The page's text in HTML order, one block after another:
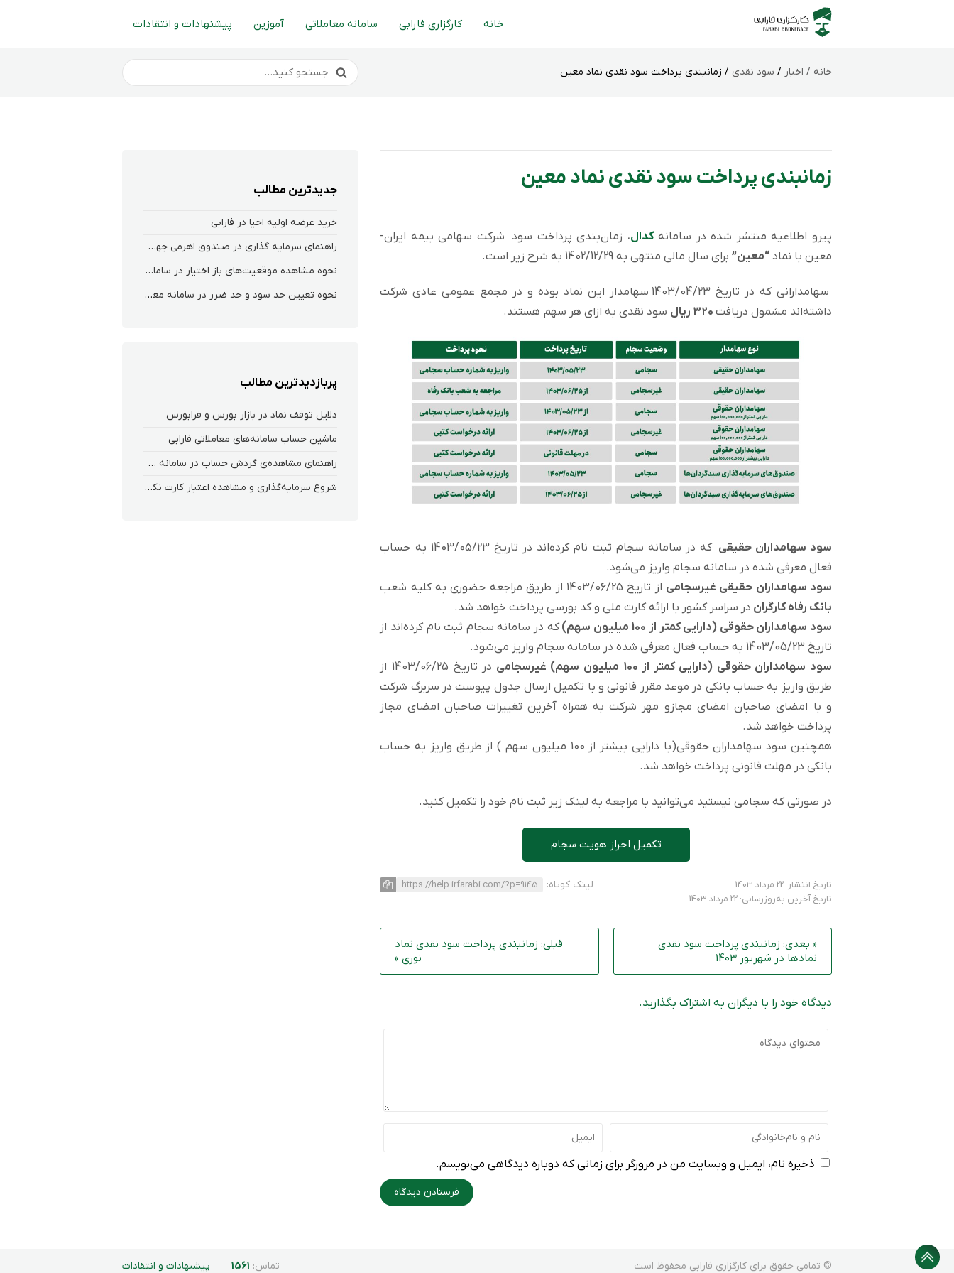
خانه کارگزاری فارابی سامانه معاملاتی آموزین پیشنهادات و انتقادات
خانه / اخبار / سود نقدی / زمانبندی پرداخت سود نقدی نماد معین
زمانبندی پرداخت سود نقدی نماد معین
پیرو اطلاعیه منتشر شده در سامانه کدال، زمان‌بندی پرداخت سود شرکت سهامی بیمه ایران-
معین با نماد “معین” برای سال مالی منتهی به 1402/12/29 به شرح زیر است.
سهامدارانی که در تاریخ 1403/04/23 سهامدار این نماد بوده و در مجمع عمومی عادی شرکت
داشته‌اند مشمول دریافت
سود نقدی به ازای هر سهم هستند.
سود سهامداران حقیقی
که در سامانه سجام ثبت نام کرده‌اند در تاریخ 1403/05/23 به حساب
فعال معرفی شده در سامانه سجام واریز می‌شود.
سود سهامداران حقیقی غیرسجامی از تاریخ 1403/06/25 از طریق مراجعه حضوری به کلیه شعب
بانک رفاه کارگران در سراسر کشور با ارائه کارت ملی و کد بورسی پرداخت خواهد شد.
سود سهامداران حقوقی (دارایی کمتر از 100 میلیون سهم)
که در سامانه سجام ثبت نام کرده‌اند از
تاریخ 1403/05/23 به حساب فعال معرفی شده در سامانه سجام واریز می‌شود.
سود سهامداران حقوقی (دارایی کمتر از 100 میلیون سهم) غیرسجامی
در تاریخ 1403/06/25 از
طریق واریز به حساب بانکی در موعد مقرر قانونی و با تکمیل ارسال جدول پیوست در سربرگ شرکت
و با امضای صاحبان امضای مجازو مهر شرکت به همراه آخرین تغییرات صاحبان امضای مجاز
پرداخت خواهد شد.
همچنین سود سهامداران حقوقی(با دارایی بیشتر از 100 میلیون سهم ) از طریق واریز به حساب
بانکی در مهلت قانونی پرداخت خواهد شد.
در صورتی که سجامی نیستید می‌توانید با مراجعه به لینک زیر ثبت نام خود را تکمیل کنید.
تکمیل احراز هویت سجام
تاریخ انتشار: 22 مرداد 1403
تاریخ آخرین به‌روزرسانی: 22 مرداد 1403
لینک کوتاه: https://help.irfarabi.com/?p=9145
« بعدی: زمانبندی پرداخت سود نقدی
نماد‌ها در شهریور 1403
قبلی: زمانبندی پرداخت سود نقدی نماد
نوری »
دیدگاه خود را با دیگران به اشتراک بگذارید.
ذخیره نام، ایمیل و وبسایت من در مرورگر برای زمانی که دوباره دیدگاهی می‌نویسم.
جدیدترین مطالب
خرید عرضه اولیه احیا در فارابی
راهنمای سرمایه گذاری در صندوق اهرمی جهش
نحوه‌ مشاهده‌ موقعیت‌های باز اختیار در سامانه هلیوم و نکست
نحوه تعیین حد سود و حد ضرر در سامانه معاملاتی کارگزاری فارابی
پربازدیدترین مطالب
دلایل توقف نماد در بازار بورس و فرابورس
ماشین حساب سامانه‌های معاملاتی فارابی
راهنمای مشاهده‌ی گردش حساب در سامانه معاملاتی ریواس
شروع سرمایه‌گذاری و مشاهده اعتبار کارت نکسو
© تمامی حقوق برای کارگزاری فارابی محفوظ است تماس: 1561 پیشنهادات و انتقادات